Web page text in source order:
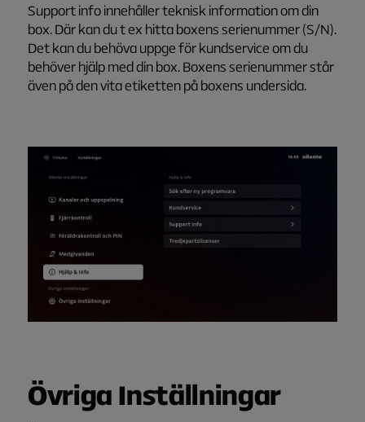
Support info innehåller teknisk information om din
box. Där kan du t ex hitta boxens serienummer (S/N).
Det kan du behöva uppge för kundservice om du
behöver hjälp med din box. Boxens serienummer står
även på den vita etiketten på boxens undersida.
Övriga Inställningar